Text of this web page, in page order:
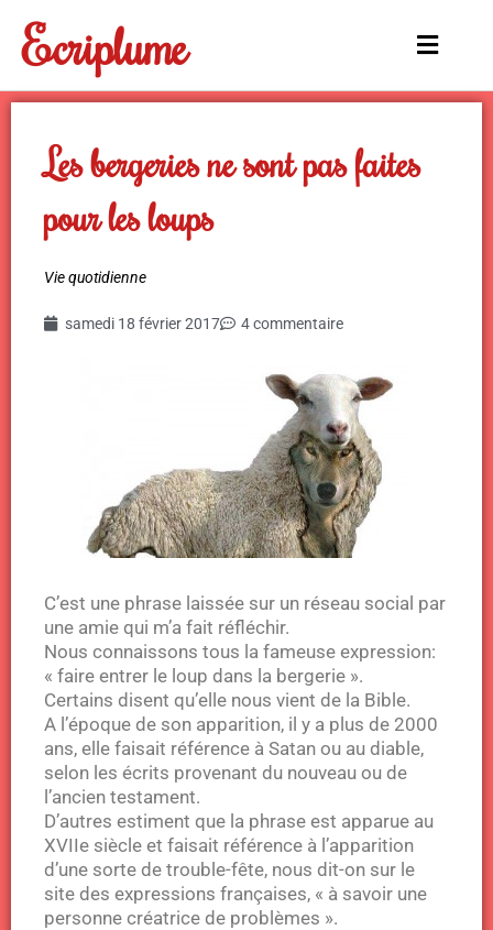
contenu
Ecriplume
Main
Les bergeries ne sont pas faites
pour les loups
Vie quotidienne
samedi 18 février 2017 4 commentaire
C’est une phrase laissée sur un réseau social par
une amie qui m’a fait réfléchir.
Nous connaissons tous la fameuse expression:
« faire entrer le loup dans la bergerie ».
Certains disent qu’elle nous vient de la Bible.
A l’époque de son apparition, il y a plus de 2000
ans, elle faisait référence à Satan ou au diable,
selon les écrits provenant du nouveau ou de
l’ancien testament.
D’autres estiment que la phrase est apparue au
XVIIe siècle et faisait référence à l’apparition
d’une sorte de trouble-fête, nous dit-on sur le
site des expressions françaises, « à savoir une
personne créatrice de problèmes ».